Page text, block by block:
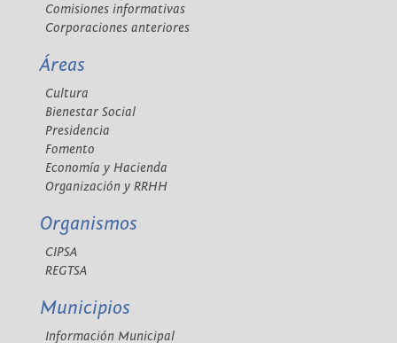
Comisiones informativas
Corporaciones anteriores
Áreas
Cultura
Bienestar Social
Presidencia
Fomento
Economía y Hacienda
Organización y RRHH
Organismos
CIPSA
REGTSA
Municipios
Información Municipal